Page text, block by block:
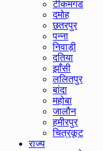
टीकमगड
दमोह
छतरपुर
पन्ना
निवाड़ी
दतिया
झाँसी
ललितपुर
बांदा
महोबा
जालौन
हमीरपुर
चित्रकूट
राज्य